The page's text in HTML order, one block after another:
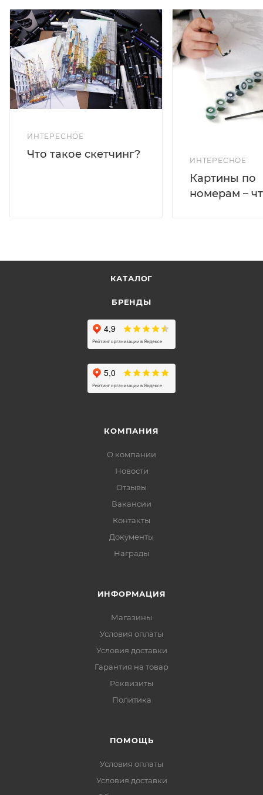
ИНТЕРЕСНОЕ
Что такое скетчинг?
ИНТЕРЕСНОЕ
Картины по
номерам –
КАТАЛОГ
БРЕНДЫ
КОМПАНИЯ
О компании
Новости
Отзывы
Вакансии
Контакты
Документы
Награды
ИНФОРМАЦИЯ
Магазины
Условия оплаты
Условия доставки
Гарантия на товар
Реквизиты
Политика
ПОМОЩЬ
Условия оплаты
Условия доставки